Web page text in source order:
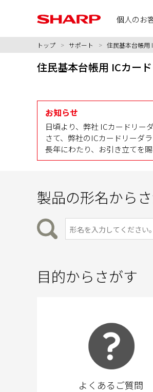
個人のお
トップ > サポート > 住民基本台帳用
住民基本台帳用 ICカー
お知らせ
日頃より、弊社 ICカードリー
さて、弊社のICカードリーダ
長年にわたり、お引き立てを
製品の形名から
目的からさがす
よくあるご質問